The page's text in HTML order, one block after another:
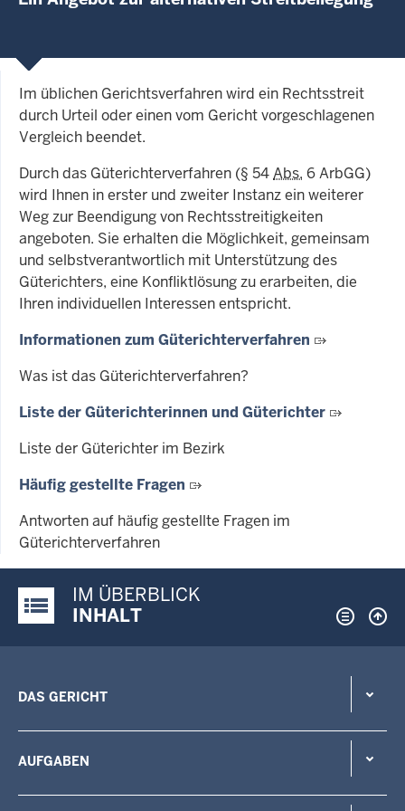
Im üblichen Gerichtsverfahren wird ein Rechtsstreit
durch Urteil oder einen vom Gericht vorgeschlagenen
Vergleich beendet.
Durch das Güterichterverfahren (§ 54Abs. 6 ArbGG)
wird Ihnen in erster und zweiter Instanz ein weiterer
Weg zur Beendigung von Rechtsstreitigkeiten
angeboten. Sie erhalten die Möglichkeit, gemeinsam
und selbstverantwortlich mit Unterstützung des
Güterichters, eine Konfliktlösung zu erarbeiten, die
Ihren individuellen Interessen entspricht.
Informationen zum Güterichterverfahren
Was ist das Güterichterverfahren?
Liste der Güterichterinnen und Güterichter
Liste der Güterichter im Bezirk
Häufig gestellte Fragen
Antworten auf häufig gestellte Fragen im
Güterichterverfahren
Justiz-Portal im Überblick:
IM ÜBERBLICK
INHALT
DAS GERICHT
AUFGABEN